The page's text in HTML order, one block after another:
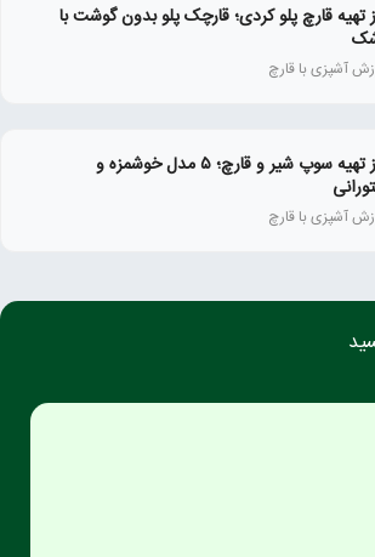
تهیه قارچ پلو کردی؛ قارچک پلو بدون گوشت با
آشپزی با قارچ
طرز تهیه سوپ شیر و قارچ؛ ۵ مدل خوشمزه و
آشپزی با قارچ